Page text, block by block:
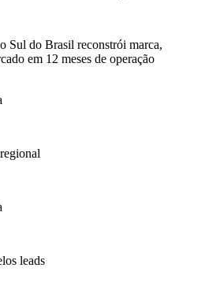
Sul do Brasil reconstrói marca,
em 12 meses de operação
leads